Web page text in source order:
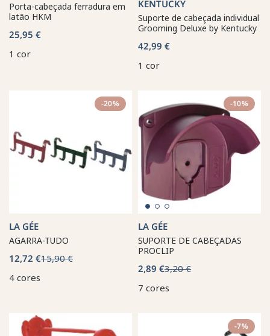
Porta-cabeçada ferradura em
latão HKM
25,95 €
1 cor
KENTUCKY
Suporte de cabeçada individual
Grooming Deluxe by Kentucky
42,99 €
1 cor
-20%
LA GÉE
AGARRA-TUDO
12,72 €15,90 €
4 cores
-10%
LA GÉE
SUPORTE DE CABEÇADAS
PROCLIP
2,89 €3,20 €
7 cores
-7%